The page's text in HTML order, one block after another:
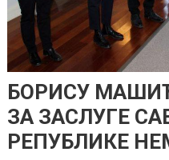
БОРИСУ
ЗА ЗАСЛУГЕ
РЕПУБЛИКЕ